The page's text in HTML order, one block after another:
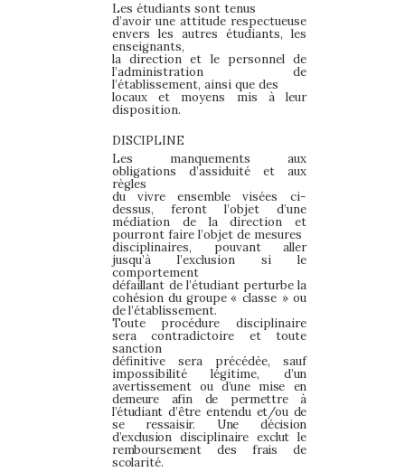
Les étudiants sont tenus
d’avoir une attitude respectueuse
envers les autres étudiants, les
enseignants,
la direction et le personnel de
l’administration de
l’établissement, ainsi que des
locaux et moyens mis à leur
disposition.
DISCIPLINE
Les manquements aux
obligations d’assiduité et aux
règles
du vivre
ensemble visées ci-
dessus, feront l’objet d’une
médiation de la
direction et
pourront faire l’objet de mesures
disciplinaires, pouvant
aller
jusqu’à l’exclusion si le
comportement
défaillant de l’étudiant perturbe la
cohésion du groupe « classe » ou
del’établissement.
Toute procédure disciplinaire
sera contradictoire et toute
sanction
définitive sera précédée, sauf
impossibilité légitime,d’un
avertissement ou d’une mise en
demeure
afin de permettre
à
l’étudiant d’être entendu et/ou de
se
ressaisir. Une
décision
d’exclusion disciplinaire exclut le
remboursement
des frais
de
scolarité.